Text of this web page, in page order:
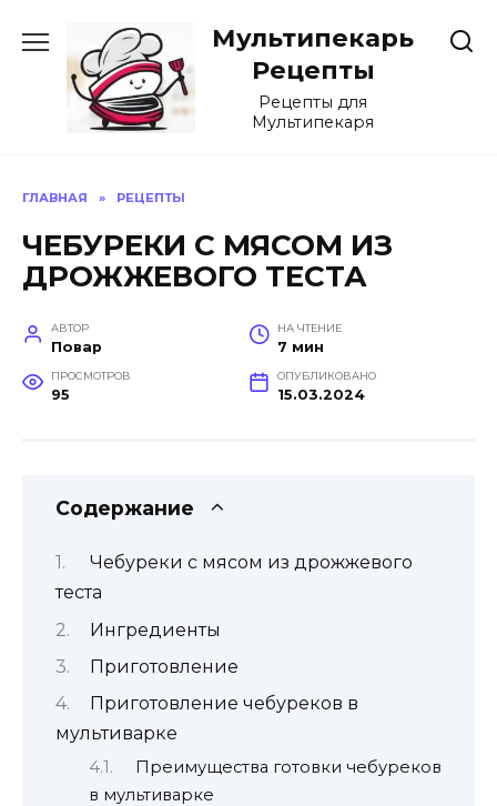
содержанию
Мультипекарь
Рецепты
Рецепты для
Мультипекаря
ГЛАВНАЯ » РЕЦЕПТЫ
ЧЕБУРЕКИ С МЯСОМ ИЗ
ДРОЖЖЕВОГО ТЕСТА
АВТОР
Повар
НА ЧТЕНИЕ
7 мин
ПРОСМОТРОВ
95
ОПУБЛИКОВАНО
15.03.2024
Содержание
Чебуреки с мясом из дрожжевого
теста
Ингредиенты
Приготовление
Приготовление чебуреков в
мультиварке
Преимущества готовки чебуреков
в мультиварке